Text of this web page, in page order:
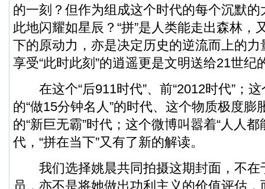
的一刻？但作为组成这个时代的每个沉默
此地闪耀如星辰？“拼”是人类能走出森林，
下的原动力，亦是决定历史的逆流而上的力
享受“此时此刻”的逍遥更是文明送给21世纪
在这个“后911时代”、前“2012时代”；这
的“做15分钟名人”的时代、这个物质极度膨
的“新巨无霸”时代；这个微博叫嚣着“人人都
代，“拼在当下”又有了新的解读。
我们选择姚晨共同拍摄这期封面，不在
员，亦不是将她做出功利主义的价值评估